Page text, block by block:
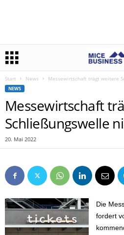
Start News Messewirtschaft trägt weitere
NEWS
Messewirtschaft
Schließungswelle
20. Mai 2022
Die
fordert